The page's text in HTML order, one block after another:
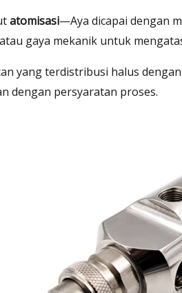
atomisasi—Aya dicapai dengan
gaya mekanik untuk
yang terdistribusi halus
dengan persyaratan proses.